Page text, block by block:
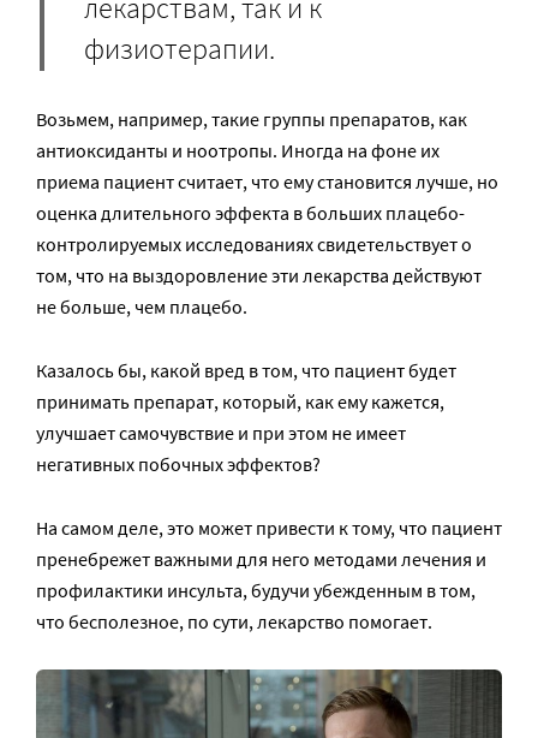
физиотерапии.
Возьмем, например, такие группы препаратов, как
антиоксиданты и ноотропы. Иногда на фоне их
приема пациент считает, что ему становится лучше, но
оценка длительного эффекта в больших плацебо-
контролируемых исследованиях свидетельствует о
том, что на выздоровление эти лекарства действуют
не больше, чем плацебо.
Казалось бы, какой вред в том, что пациент будет
принимать препарат, который, как ему кажется,
улучшает самочувствие и при этом не имеет
негативных побочных эффектов?
На самом деле, это может привести к тому, что пациент
пренебрежет важными для него методами лечения и
профилактики инсульта, будучи убежденным в том,
что бесполезное, по сути, лекарство помогает.